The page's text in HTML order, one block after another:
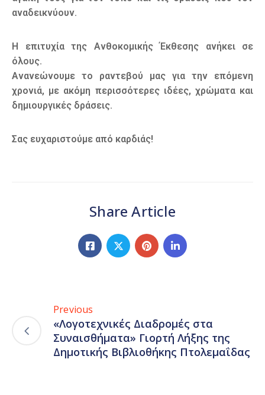
αναδεικνύουν.
Η επιτυχία της Ανθοκομικής Έκθεσης ανήκει σε
όλους.
Ανανεώνουμε το ραντεβού μας για την επόμενη
χρονιά, με ακόμη περισσότερες ιδέες, χρώματα και
δημιουργικές δράσεις.
Σας ευχαριστούμε από καρδιάς!
Share Article
Previous
«Λογοτεχνικές Διαδρομές στα
Συναισθήματα» Γιορτή Λήξης της
Δημοτικής Βιβλιοθήκης Πτολεμαΐδας